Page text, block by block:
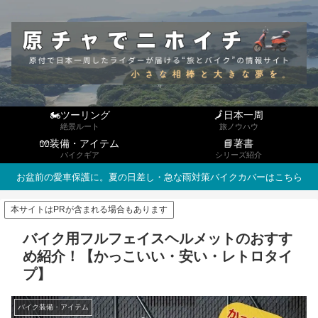
🏍ツーリング
絶景ルート
🗾日本一周
旅ノウハウ
🧤装備・アイテム
バイクギア
📘著書
シリーズ紹介
お盆前の愛車保護に。夏の日差し・急な雨対策バイクカバーはこちら
本サイトはPRが含まれる場合もあります
バイク用フルフェイスヘルメットのおすす
め紹介！【かっこいい・安い・レトロタイ
プ】
バイク装備・アイテム